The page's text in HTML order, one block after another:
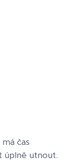
má čas
úplně utnout.